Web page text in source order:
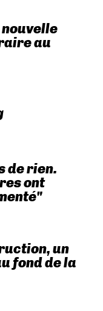
nouvelle
au
de rien.
ont
un
fond de la